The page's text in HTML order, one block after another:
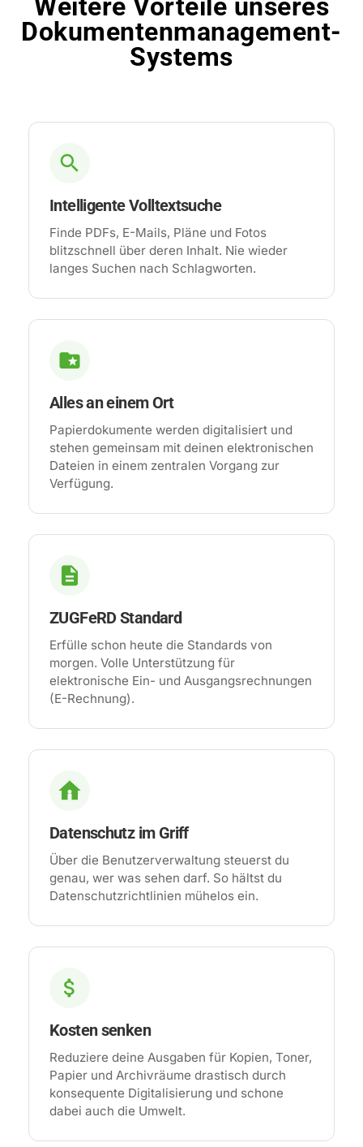
Weitere Vorteile unseres
Dokumentenmanagement-
Systems
Intelligente Volltextsuche
Finde PDFs, E-Mails, Pläne und Fotos
blitzschnell über deren Inhalt. Nie wieder
langes Suchen nach Schlagworten.
Alles an einem Ort
Papierdokumente werden digitalisiert und
stehen gemeinsam mit deinen elektronischen
Dateien in einem zentralen Vorgang zur
Verfügung.
ZUGFeRD Standard
Erfülle schon heute die Standards von
morgen. Volle Unterstützung für
elektronische Ein- und Ausgangsrechnungen
(E-Rechnung).
Datenschutz im Griff
Über die Benutzerverwaltung steuerst du
genau, wer was sehen darf. So hältst du
Datenschutzrichtlinien mühelos ein.
Kosten senken
Reduziere deine Ausgaben für Kopien, Toner,
Papier und Archivräume drastisch durch
konsequente Digitalisierung und schone
dabei auch die Umwelt.